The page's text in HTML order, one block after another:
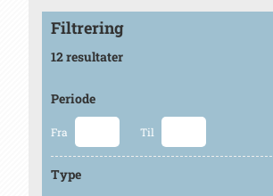
Filtrering
12 resultater
Periode
Fra Til
Type